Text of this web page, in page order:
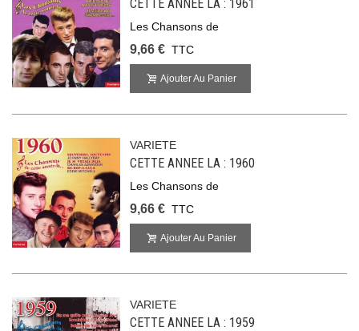
CETTE ANNEE LA : 1961
Les Chansons de
9,66 € TTC
Ajouter Au Panier
VARIETE
CETTE ANNEE LA : 1960
Les Chansons de
9,66 € TTC
Ajouter Au Panier
VARIETE
CETTE ANNEE LA : 1959